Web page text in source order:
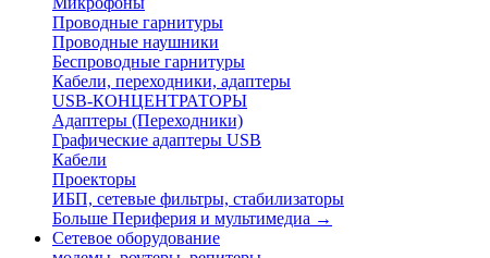
Проводные гарнитуры
Проводные наушники
Беспроводные гарнитуры
Кабели, переходники, адаптеры
USB-КОНЦЕНТРАТОРЫ
Адаптеры (Переходники)
Графические адаптеры USB
Кабели
Проекторы
ИБП, сетевые фильтры, стабилизаторы
Больше Периферия и мультимедиа →
Сетевое оборудование